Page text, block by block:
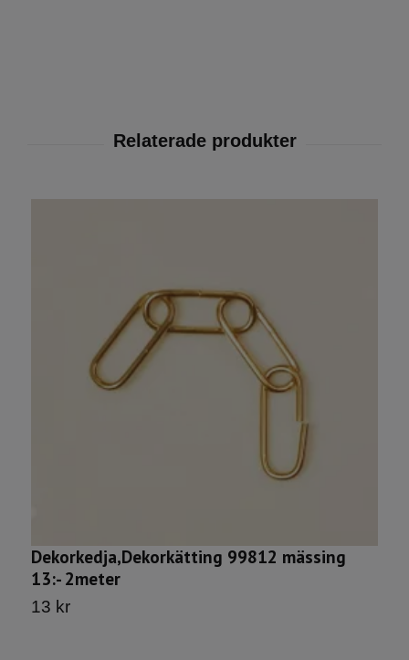
Dekorkedja,Dekorkätting 99812 mässing
13:- 2meter
13 kr